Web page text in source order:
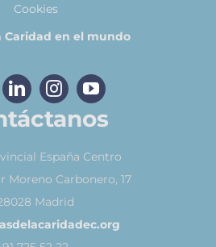
Cookies
Caridad en el mundo
España Centro
Moreno Carbonero, 17
Madrid